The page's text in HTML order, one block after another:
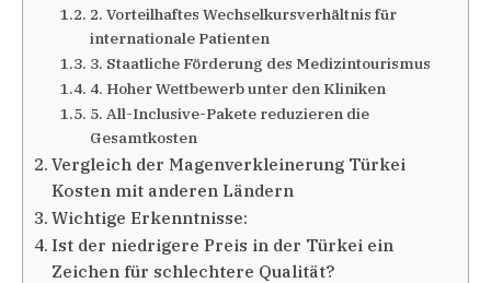
2. Vorteilhaftes Wechselkursverhältnis für
internationale Patienten
3. Staatliche Förderung des Medizintourismus
4. Hoher Wettbewerb unter den Kliniken
5. All-Inclusive-Pakete reduzieren die
Gesamtkosten
Vergleich der Magenverkleinerung Türkei
Kosten mit anderen Ländern
Wichtige Erkenntnisse:
Ist der niedrigere Preis in der Türkei ein
Zeichen für schlechtere Qualität?